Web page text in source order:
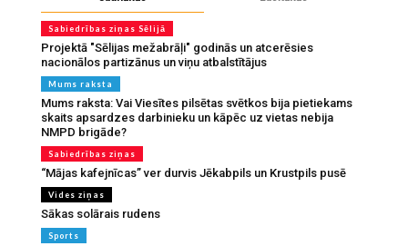
Sabiedrības ziņas Sēlijā
Projektā "Sēlijas mežabrāļi" godinās un atcerēsies
nacionālos partizānus un viņu atbalstītājus
Mums raksta
Mums raksta: Vai Viesītes pilsētas svētkos bija pietiekams
skaits apsardzes darbinieku un kāpēc uz vietas nebija
NMPD brigāde?
Sabiedrības ziņas
“Mājas kafejnīcas” ver durvis Jēkabpils un Krustpils pusē
Vides ziņas
Sākas solārais rudens
Sports